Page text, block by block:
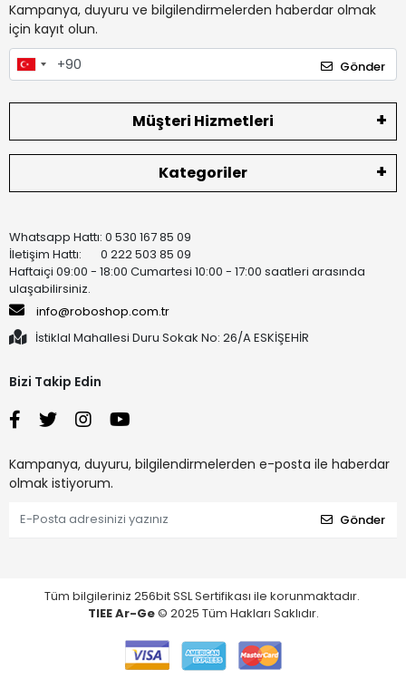
Kampanya, duyuru ve bilgilendirmelerden haberdar olmak
için kayıt olun.
Gönder
Müşteri Hizmetleri
Kategoriler
Whatsapp Hattı: 0 530 167 85 09
İletişim Hattı: 0 222 503 85 09
Haftaiçi 09:00 - 18:00 Cumartesi 10:00 - 17:00 saatleri arasında
ulaşabilirsiniz.
info@roboshop.com.tr
İstiklal Mahallesi Duru Sokak No: 26/A ESKİŞEHİR
Bizi Takip Edin
Kampanya, duyuru, bilgilendirmelerden e-posta ile haberdar
olmak istiyorum.
Gönder
Tüm bilgileriniz 256bit SSL Sertifikası ile korunmaktadır.
TIEE Ar-Ge© 2025 Tüm Hakları Saklıdır.